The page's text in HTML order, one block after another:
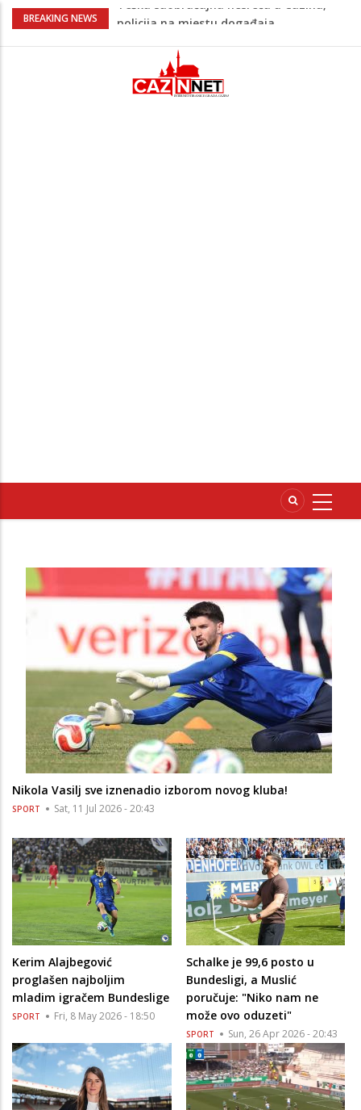
BREAKING NEWS
Ovo je 24-godišnji mladić koji je izgubio
Na Ahiret preselio LJUBIJANKIĆ (Hasan)
Na Ahiret preselio HALILOVIĆ (Smajil)
Nikola Vasilj sve iznenadio izborom novog kluba!
SPORT Sat, 11 Jul 2026 - 20:43
Kerim Alajbegović
proglašen najboljim
mladim igračem Bundeslige
SPORT Fri, 8 May 2026 - 18:50
Schalke je 99,6 posto u
Bundesligi, a Muslić
poručuje: "Niko nam ne
može ovo oduzeti"
SPORT Sun, 26 Apr 2026 - 20:43